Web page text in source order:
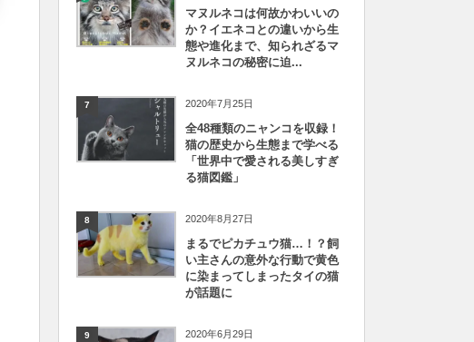
マヌルネコは何故かわいいの
か？イエネコとの違いから生
態や進化まで、知られざるマ
ヌルネコの秘密に迫...
7 2020年7月25日
全48種類のニャンコを収録！
猫の歴史から生態まで学べる
「世界中で愛される美しすぎ
る猫図鑑」
8 2020年8月27日
まるでピカチュウ猫…！？飼
い主さんの意外な行動で黄色
に染まってしまったタイの猫
が話題に
9 2020年6月29日